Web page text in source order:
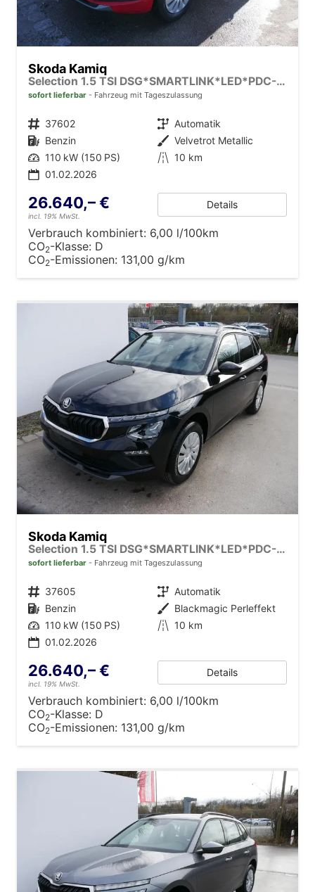
Skoda Kamiq
Selection 1.5 TSI DSG*SMARTLINK*LED*PDC-HI*TEMPOMAT*SHZ*KLIMA
sofort lieferbar Fahrzeug mit Tageszulassung
Fahrzeugnr. 37602 Getriebe Automatik
Kraftstoff Benzin Außenfarbe Velvetrot Metallic
Leistung 110 kW (150 PS) Kilometerstand 10 km
01.02.2026
26.640,– €
incl. 19% MwSt.
Details
Verbrauch kombiniert: 6,00 l/100km
CO2-Klasse: D
CO2-Emissionen: 131,00 g/km
Skoda Kamiq
Selection 1.5 TSI DSG*SMARTLINK*LED*PDC-HI*TEMPOMAT*SHZ*KLIMA
sofort lieferbar Fahrzeug mit Tageszulassung
Fahrzeugnr. 37605 Getriebe Automatik
Kraftstoff Benzin Außenfarbe Blackmagic Perleffekt
Leistung 110 kW (150 PS) Kilometerstand 10 km
01.02.2026
26.640,– €
incl. 19% MwSt.
Details
Verbrauch kombiniert: 6,00 l/100km
CO2-Klasse: D
CO2-Emissionen: 131,00 g/km